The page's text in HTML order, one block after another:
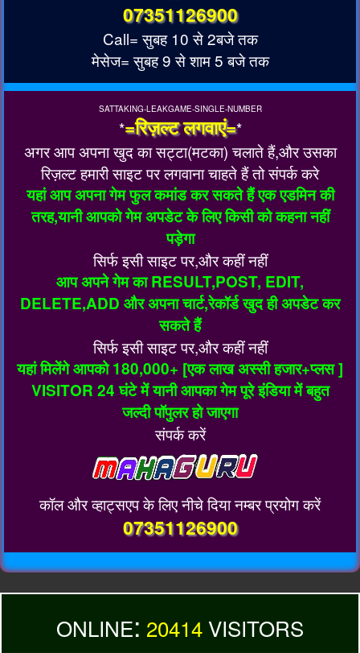
07351126900
Call= सुबह 10 से 2बजे तक
मेसेज= सुबह 9 से शाम 5 बजे तक
SATTAKING-LEAKGAME-SINGLE-NUMBER
*=रिज़ल्ट लगवाएं=*
अगर आप अपना खुद का सट्टा(मटका) चलाते हैं,और उसका
रिज़ल्ट हमारी साइट पर लगवाना चाहते हैं तो संपर्क करे
यहां आप अपना गेम फुल कमांड कर सकते हैं एक एडमिन की
तरह,यानी आपको गेम अपडेट के लिए किसी को कहना नहीं
पड़ेगा
सिर्फ इसी साइट पर,और कहीं नहीं
आप अपने गेम का RESULT,POST, EDIT,
DELETE,ADD और अपना चार्ट,रेकॉर्ड खुद ही अपडेट कर
सकते हैं
सिर्फ इसी साइट पर,और कहीं नहीं
यहां मिलेंगे आपको 180,000+ [एक लाख अस्सी हजार+प्लस ]
VISITOR 24 घंटे में यानी आपका गेम पूरे इंडिया में बहुत
जल्दी पॉपुलर हो जाएगा
संपर्क करें
कॉल और व्हाट्सएप के लिए नीचे दिया नम्बर प्रयोग करें
07351126900
ONLINE: 20414 VISITORS